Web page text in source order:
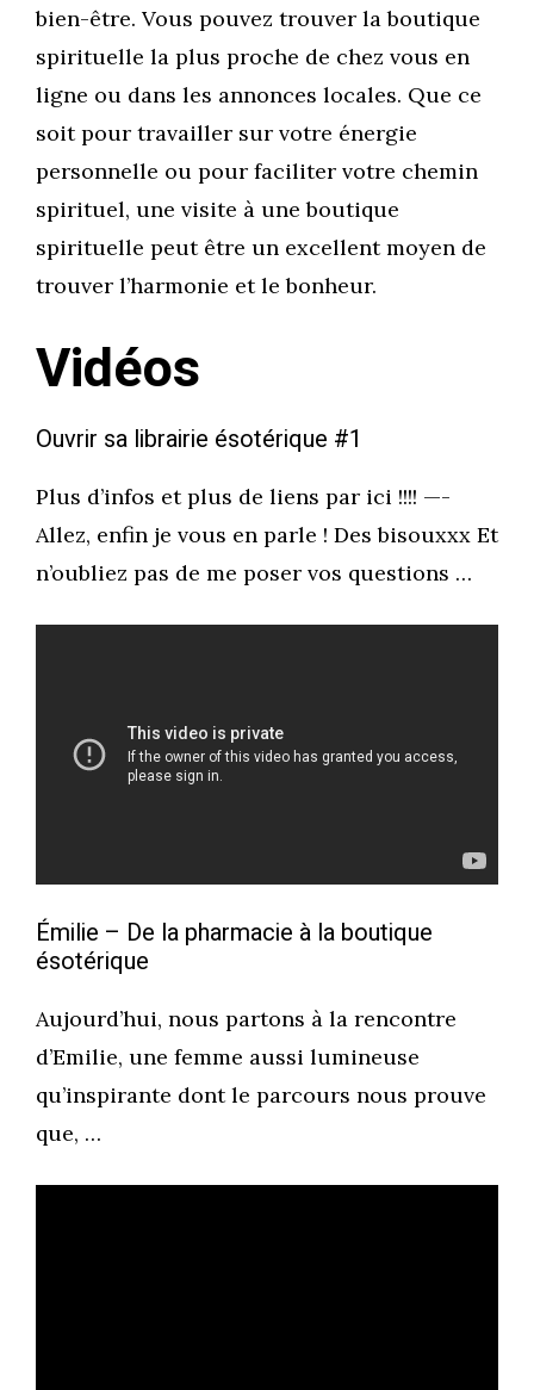
bien-être. Vous pouvez trouver la boutique
spirituelle la plus proche de chez vous en
ligne ou dans les annonces locales. Que ce
soit pour travailler sur votre énergie
personnelle ou pour faciliter votre chemin
spirituel, une visite à une boutique
spirituelle peut être un excellent moyen de
trouver l’harmonie et le bonheur.
Vidéos
Ouvrir sa librairie ésotérique #1
Plus d’infos et plus de liens par ici !!!! —-
Allez, enfin je vous en parle ! Des bisouxxx Et
n’oubliez pas de me poser vos questions …
Émilie – De la pharmacie à la boutique
ésotérique
Aujourd’hui, nous partons à la rencontre
d’Emilie, une femme aussi lumineuse
qu’inspirante dont le parcours nous prouve
que, …